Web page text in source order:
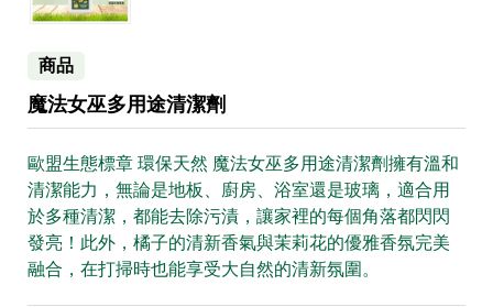
商品
魔法女巫多用途清潔劑
歐盟生態標章 環保天然 魔法女巫多用途清潔劑擁有溫和
清潔能力，無論是地板、廚房、浴室還是玻璃，適合用
於多種清潔，都能去除污漬，讓家裡的每個角落都閃閃
發亮！此外，橘子的清新香氣與茉莉花的優雅香氛完美
融合，在打掃時也能享受大自然的清新氛圍。